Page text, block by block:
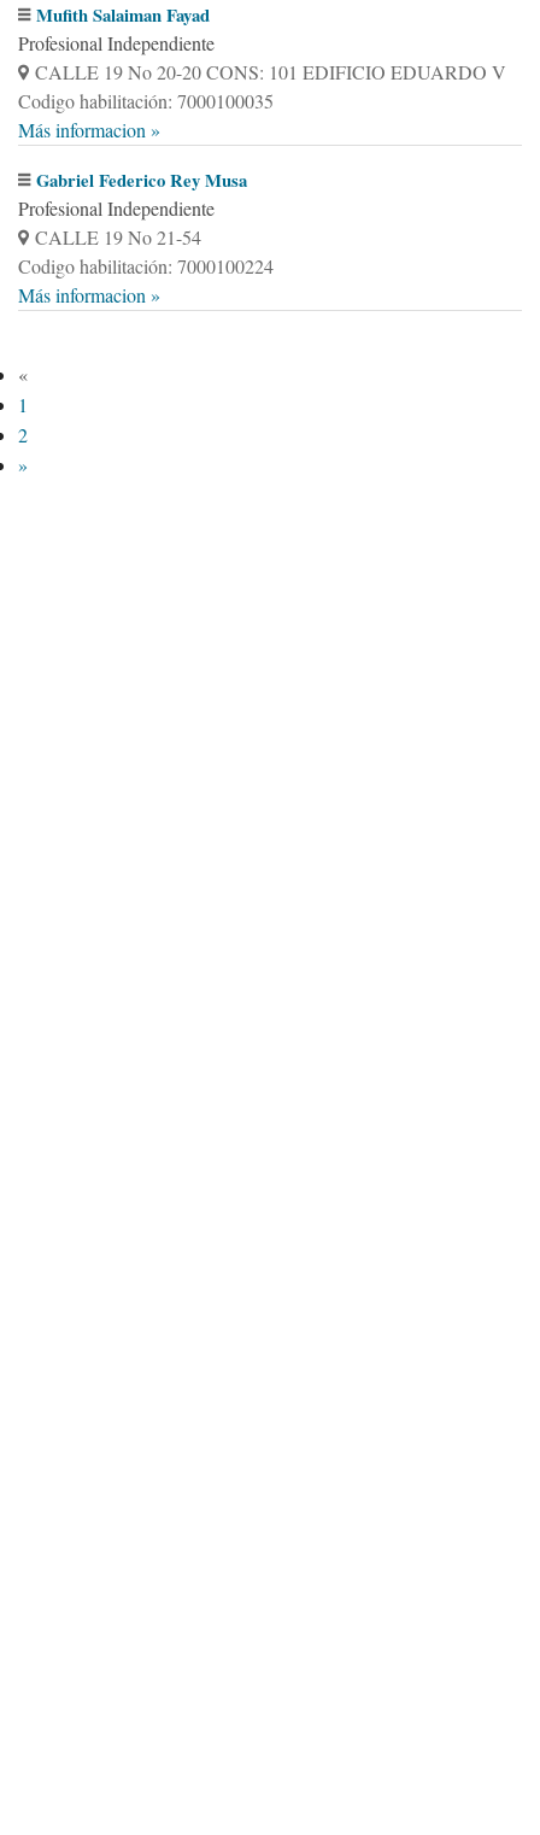
Mufith Salaiman Fayad
Profesional Independiente
CALLE 19 No 20-20 CONS: 101 EDIFICIO EDUARDO V
Codigo habilitación: 7000100035
Más informacion »
Gabriel Federico Rey Musa
Profesional Independiente
CALLE 19 No 21-54
Codigo habilitación: 7000100224
Más informacion »
«
1
2
»